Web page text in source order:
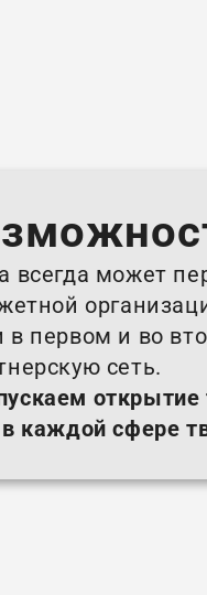
всегда может
в первом и во
сеть.
открытие
каждой сфере